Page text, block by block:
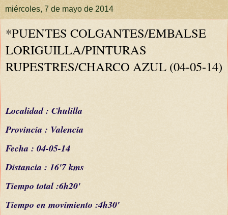
miércoles, 7 de mayo de 2014
*PUENTES COLGANTES/EMBALSE
LORIGUILLA/PINTURAS
RUPESTRES/CHARCO AZUL (04-05-14)
Localidad : Chulilla
Provincia : Valencia
Fecha : 04-05-14
Distancia : 16'7 kms
Tiempo total :6h20'
Tiempo en movimiento :4h30'